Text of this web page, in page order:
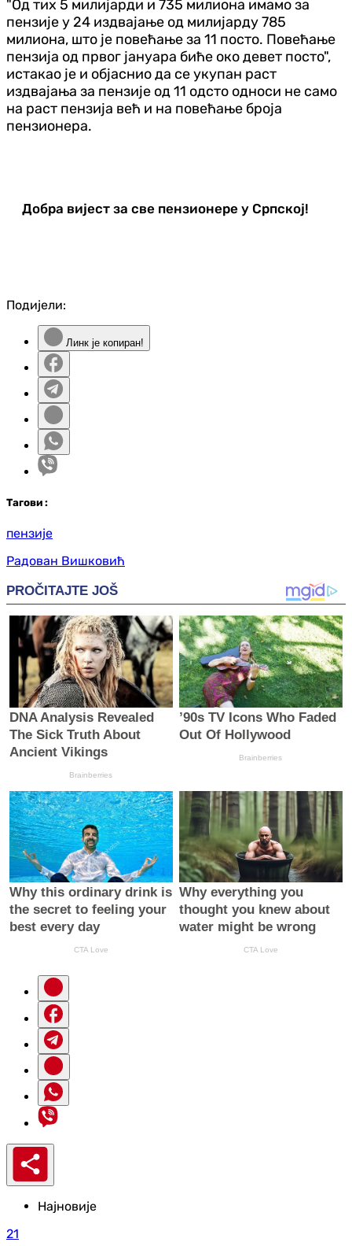
"Од тих 5 милијарди и 735 милиона имамо за
пензије у 24 издвајање од милијарду 785
милиона, што је повећање за 11 посто. Повећање
пензија од првог јануара биће око девет посто",
истакао је и објаснио да се укупан раст
издвајања за пензије од 11 одсто односи не само
на раст пензија већ и на повећање броја
пензионера.
Добра вијест за све пензионере у Српској!
Подијели:
Линк је копиран!
Тагови :
пензије
Радован Вишковић
Најновије
21